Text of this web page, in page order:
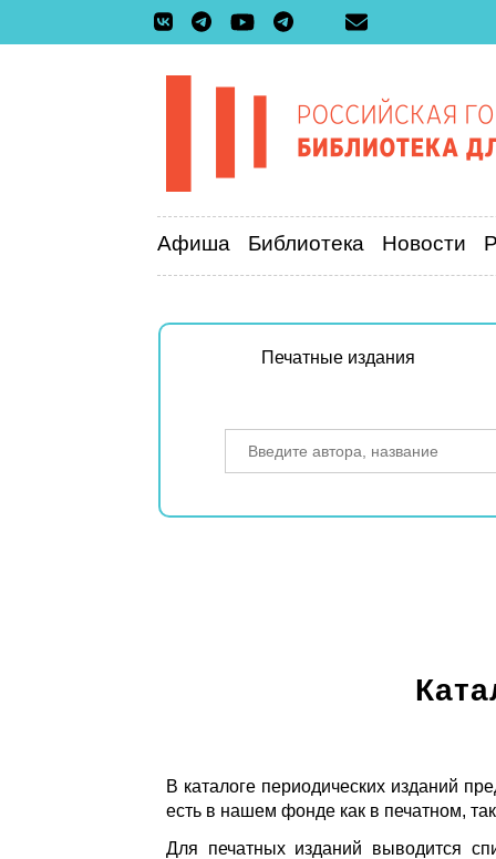
Афиша Библиотека Новости
Печатные издания
В каталоге периодических изданий
есть в нашем фонде как в печатном,
Для печатных изданий выводится